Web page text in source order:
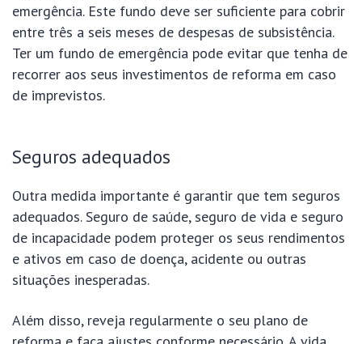
emergência. Este fundo deve ser suficiente para cobrir
entre três a seis meses de despesas de subsistência.
Ter um fundo de emergência pode evitar que tenha de
recorrer aos seus investimentos de reforma em caso
de imprevistos.
Seguros adequados
Outra medida importante é garantir que tem seguros
adequados. Seguro de saúde, seguro de vida e seguro
de incapacidade podem proteger os seus rendimentos
e ativos em caso de doença, acidente ou outras
situações inesperadas.
Além disso, reveja regularmente o seu plano de